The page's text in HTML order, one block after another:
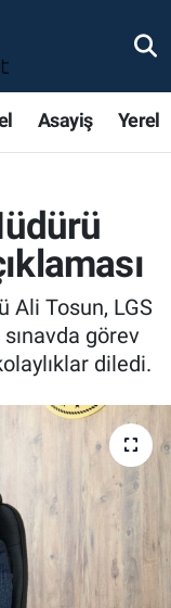
Asayiş Yerel
Ali Tosun, LGS
görev
diledi.